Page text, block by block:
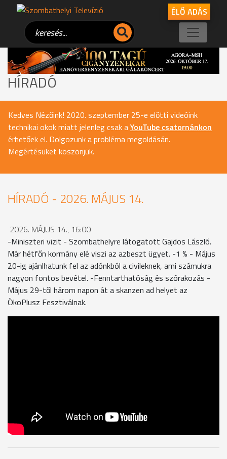
ÉLŐ ADÁS
HÍRADÓ
Kedves Nézőink! 2020. szeptember 25-e előtti videóink
technikai okok miatt jelenleg csak aYouTube csatornánkon
érhetőek el. Dolgozunk a probléma megoldásán.
Megértésüket köszönjük.
HÍRADÓ - 2026. MÁJUS 14.
2026. MÁJUS 14., 16:00
-Miniszteri vizit - Szombathelyre látogatott Gajdos László.
Már hétfőn kormány elé viszi az azbeszt ügyet. -1 % - Május
20-ig ajánlhatunk fel az adónkból a civileknek, ami számukra
nagyon fontos bevétel. -Fenntarthatóság és szórakozás -
Május 29-től három napon át a skanzen ad helyet az
ÖkoPlusz Fesztiválnak.